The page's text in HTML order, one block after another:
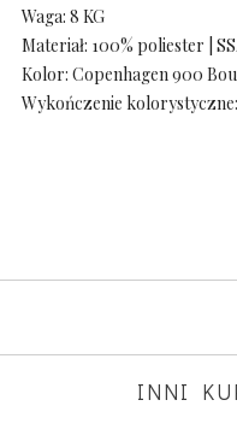
Waga: 8 KG
Materiał: 100% poliester |
Kolor: Copenhagen 900
Wykończenie
INNI